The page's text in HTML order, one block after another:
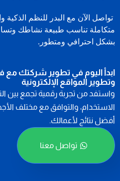
تواصل الآن مع البدر للنظم
متكاملة تناسب طبيعة نشاطك
بشكل احترافي ومتطور.
ابدأ اليوم في تطوير شركتك
وتطوير المواقع الإلكترونية
واستفد من تجربة رقمية تجمع بين
الاستخدام، والتوافق مع مختلف
أفضل نتائج لأعمالك.
تواصل معنا